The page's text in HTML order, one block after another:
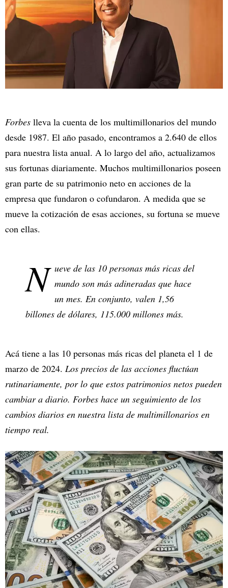
Forbes lleva la cuenta de los multimillonarios del mundo
desde 1987. El año pasado, encontramos a 2.640 de ellos
para nuestra lista anual. A lo largo del año, actualizamos
sus fortunas diariamente. Muchos multimillonarios poseen
gran parte de su patrimonio neto en acciones de la
empresa que fundaron o cofundaron. A medida que se
mueve la cotización de esas acciones, su fortuna se mueve
con ellas.
N ueve de las 10 personas más ricas del
mundo son más adineradas que hace
un mes. En conjunto, valen 1,56
billones de dólares, 115.000 millones más.
Acá tiene a las 10 personas más ricas del planeta el 1 de
marzo de 2024. Los precios de las acciones fluctúan
rutinariamente, por lo que estos patrimonios netos pueden
cambiar a diario. Forbes hace un seguimiento de los
cambios diarios en nuestra lista de multimillonarios en
tiempo real.